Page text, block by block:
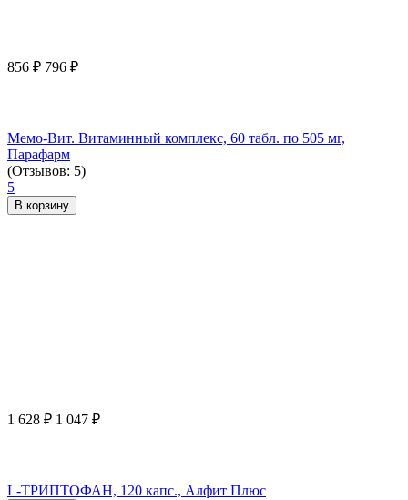
856 ₽ 796 ₽
Мемо-Вит. Витаминный комплекс, 60 табл. по 505 мг,
Парафарм
(Отзывов: 5)
5
В корзину
1 628 ₽ 1 047 ₽
L-ТРИПТОФАН, 120 капс., Алфит Плюс